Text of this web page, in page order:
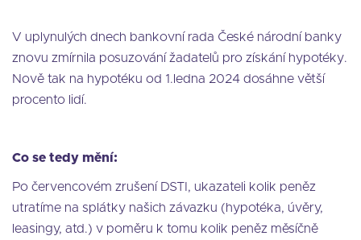
V uplynulých dnech bankovní rada České národní banky
znovu zmírnila posuzování žadatelů pro získání hypotéky.
Nově tak na hypotéku od 1.ledna 2024 dosáhne větší
procento lidí.
Co se tedy mění:
Po červencovém zrušení DSTI, ukazateli kolik peněz
utratíme na splátky našich závazku (hypotéka, úvěry,
leasingy, atd.) v poměru k tomu kolik peněz měsíčně